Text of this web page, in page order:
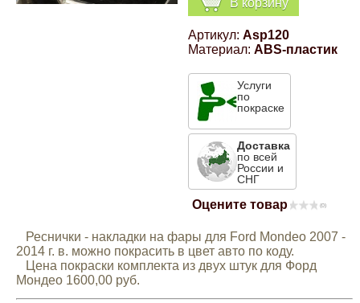
Артикул: Asp120
Материал: ABS-пластик
Услуги
по
покраске
Доставка
по всей
России и
СНГ
Оцените товар (0)
Реснички - накладки на фары для Ford Mondeo 2007 -
2014 г. в. можно покрасить в цвет авто по коду.
Цена покраски комплекта из двух штук для Форд
Мондео 1600,00 руб.
Компрессионные фитинги Poliext
Lexus
Mazda
Эмали универсальные акриловые
Магнитные панели на холодильник